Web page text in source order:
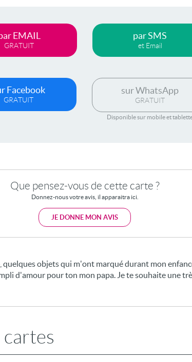
EMAIL
GRATUIT
par SMS
et Email
Facebook
GRATUIT
sur WhatsApp
GRATUIT
Disponible sur mobile et
Que pensez-vous de cette carte ?
Donnez-nous votre avis, il apparaitra ici.
JE DONNE MON AVIS
objets qui m'ont marqué durant mon
d'amour pour ton mon papa. Je te souhaite une
cartes